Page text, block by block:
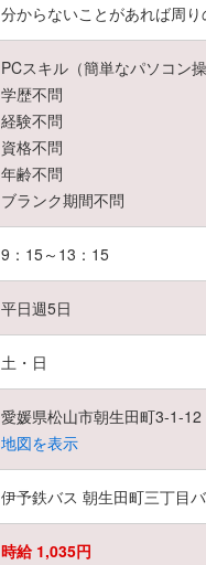
分からないことがあれば周り
PCスキル（簡単なパソコン
学歴不問
経験不問
資格不問
年齢不問
ブランク期間不問
9：15～13：15
平日週5日
土・日
愛媛県松山市朝生田町3-1-12
地図を表示
伊予鉄バス 朝生田町三丁目
時給 1,035円